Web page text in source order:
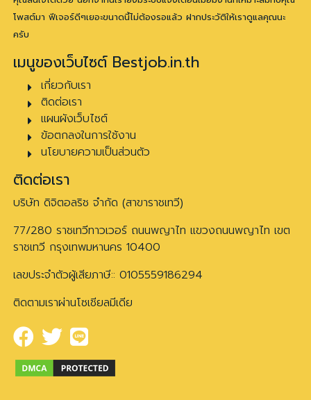
โพสต์มา ฟีเจอร์ดีๆเยอะขนาดนี้ไม่ต้องรอแล้ว ฝากประวัติให้เราดูแลคุณนะ
ครับ
เมนูของเว็บไซต์ Bestjob.in.th
เกี่ยวกับเรา
ติดต่อเรา
แผนผังเว็บไซต์
ข้อตกลงในการใช้งาน
นโยบายความเป็นส่วนตัว
ติดต่อเรา
บริษัท ดิจิตอลริช จำกัด (สาขาราชเทวี)
77/280 ราชเทวีทาวเวอร์ ถนนพญาไท แขวงถนนพญาไท เขต
ราชเทวี กรุงเทพมหานคร 10400
เลขประจำตัวผู้เสียภาษี:: 0105559186294
ติดตามเราผ่านโซเชียลมีเดีย